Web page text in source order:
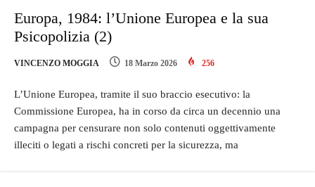
Europa, 1984: l’Unione Europea e la sua
Psicopolizia (2)
VINCENZO MOGGIA 18 Marzo 2026 256
L’Unione Europea, tramite il suo braccio esecutivo: la
Commissione Europea, ha in corso da circa un decennio una
campagna per censurare non solo contenuti oggettivamente
illeciti o legati a rischi concreti per la sicurezza, ma